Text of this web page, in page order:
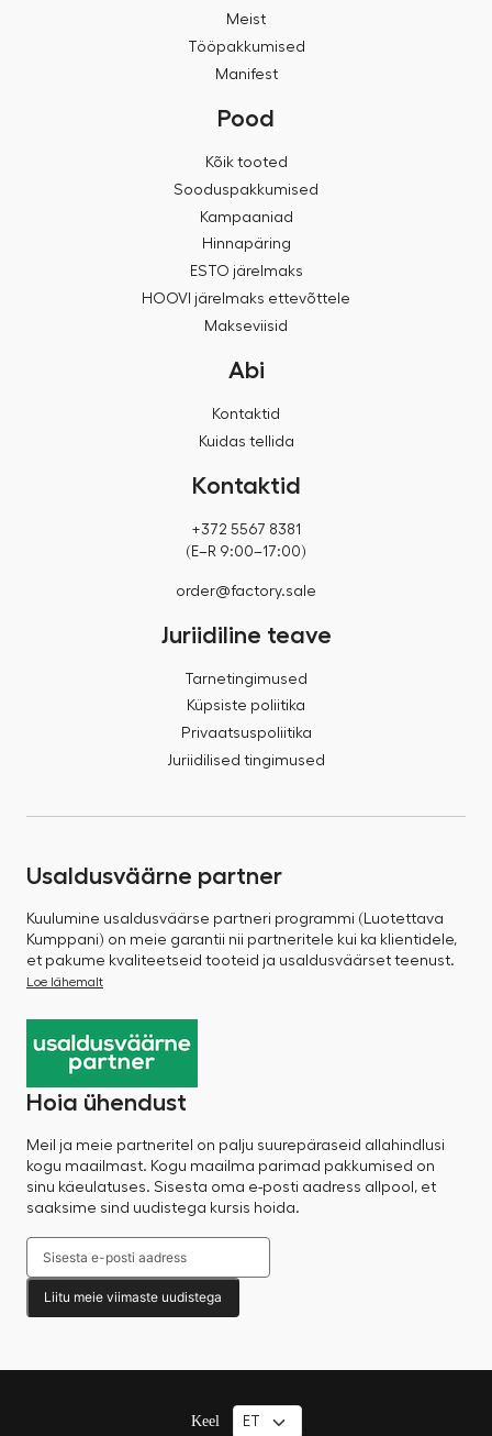
Meist
Tööpakkumised
Manifest
Pood
Kõik tooted
Sooduspakkumised
Kampaaniad
Hinnapäring
ESTO järelmaks
HOOVI järelmaks ettevõttele
Makseviisid
Abi
Kontaktid
Kuidas tellida
Kontaktid
+372 5567 8381
(E–R 9:00–17:00)
order@factory.sale
Juriidiline teave
Tarnetingimused
Küpsiste poliitika
Privaatsuspoliitika
Juriidilised tingimused
Usaldusväärne partner
Kuulumine usaldusväärse partneri programmi (Luotettava
Kumppani) on meie garantii nii partneritele kui ka klientidele,
et pakume kvaliteetseid tooteid ja usaldusväärset teenust.
Loe lähemalt
Hoia ühendust
Meil ja meie partneritel on palju suurepäraseid allahindlusi
kogu maailmast. Kogu maailma parimad pakkumised on
sinu käeulatuses. Sisesta oma e-posti aadress allpool, et
saaksime sind uudistega kursis hoida.
Liitu meie viimaste uudistega
Keel